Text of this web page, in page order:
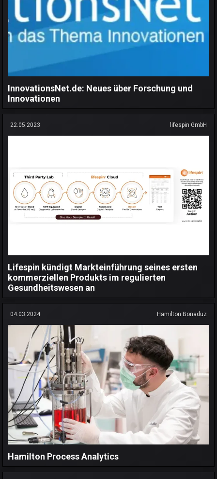
InnovationsNet.de: Neues über Forschung und
Innovationen
22.05.2023 lifespin GmbH
Lifespin kündigt Markteinführung seines ersten
kommerziellen Produkts im regulierten
Gesundheitswesen an
04.03.2024 Hamilton Bonaduz
Hamilton Process Analytics